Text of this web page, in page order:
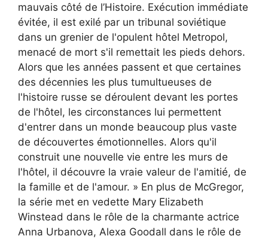
mauvais côté de l’Histoire. Exécution immédiate
évitée, il est exilé par un tribunal soviétique
dans un grenier de l'opulent hôtel Metropol,
menacé de mort s'il remettait les pieds dehors.
Alors que les années passent et que certaines
des décennies les plus tumultueuses de
l'histoire russe se déroulent devant les portes
de l'hôtel, les circonstances lui permettent
d'entrer dans un monde beaucoup plus vaste
de découvertes émotionnelles. Alors qu'il
construit une nouvelle vie entre les murs de
l'hôtel, il découvre la vraie valeur de l'amitié, de
la famille et de l'amour. » En plus de McGregor,
la série met en vedette Mary Elizabeth
Winstead dans le rôle de la charmante actrice
Anna Urbanova, Alexa Goodall dans le rôle de